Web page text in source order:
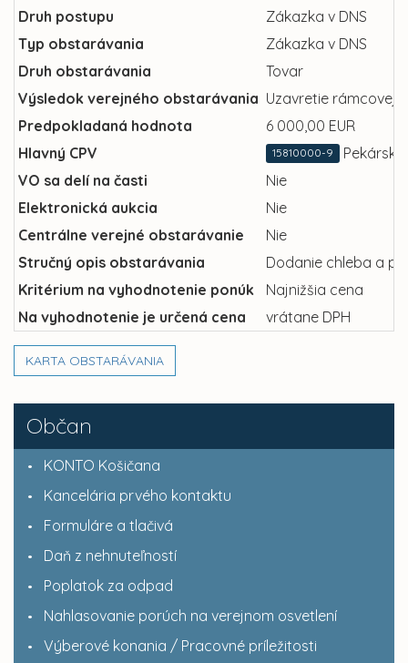
Občan
KONTO Košičana
Kancelária prvého kontaktu
Formuláre a tlačivá
Daň z nehnuteľností
Poplatok za odpad
Nahlasovanie porúch na verejnom osvetlení
Výberové konania / Pracovné príležitosti
Druh postupu
Zákazka v DNS
Typ obstarávania
Zákazka v DNS
Druh obstarávania
Tovar
Výsledok verejného obstarávania Uzavretie rámcovej
Predpokladaná hodnota
6 000,00 EUR
Hlavný CPV
15810000-9
VO sa delí na časti
Nie
Elektronická aukcia
Nie
Centrálne verejné obstarávanie
Nie
Stručný opis obstarávania
Dodanie chleba a
Kritérium na vyhodnotenie ponúk
Najnižšia cena
Na vyhodnotenie je určená cena
vrátane DPH
KARTA OBSTARÁVANIA